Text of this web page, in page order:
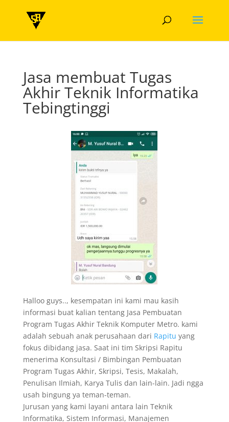
Jasa membuat Tugas
Akhir Teknik Informatika
Tebingtinggi
Halloo guys.., kesempatan ini kami mau kasih
informasi buat kalian tentang Jasa Pembuatan
Program Tugas Akhir Teknik Komputer Metro. kami
adalah sebuah anak perusahaan dari Rapitu yang
fokus dibidang jasa. Saat ini tim Skripsi Rapitu
menerima Konsultasi / Bimbingan Pembuatan
Program Tugas Akhir, Skripsi, Tesis, Makalah,
Penulisan Ilmiah, Karya Tulis dan lain-lain. Jadi ngga
usah bingung ya teman-teman.
Jurusan yang kami layani antara lain Teknik
Informatika, Sistem Informasi, Manajemen